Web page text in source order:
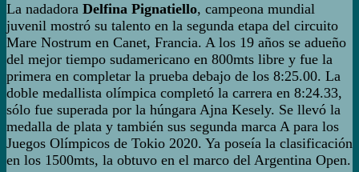
La nadadora Delfina Pignatiello, campeona mundial
juvenil mostró su talento en la segunda etapa del circuito
Mare Nostrum en Canet, Francia. A los 19 años se adueño
del mejor tiempo sudamericano en 800mts libre y fue la
primera en completar la prueba debajo de los 8:25.00. La
doble medallista olímpica completó la carrera en 8:24.33,
sólo fue superada por la húngara Ajna Kesely. Se llevó la
medalla de plata y también sus segunda marca A para los
Juegos Olímpicos de Tokio 2020. Ya poseía la clasificación
en los 1500mts, la obtuvo en el marco del Argentina Open.